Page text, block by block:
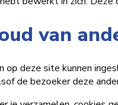
van
op deze site kunnen
de bezoeker deze